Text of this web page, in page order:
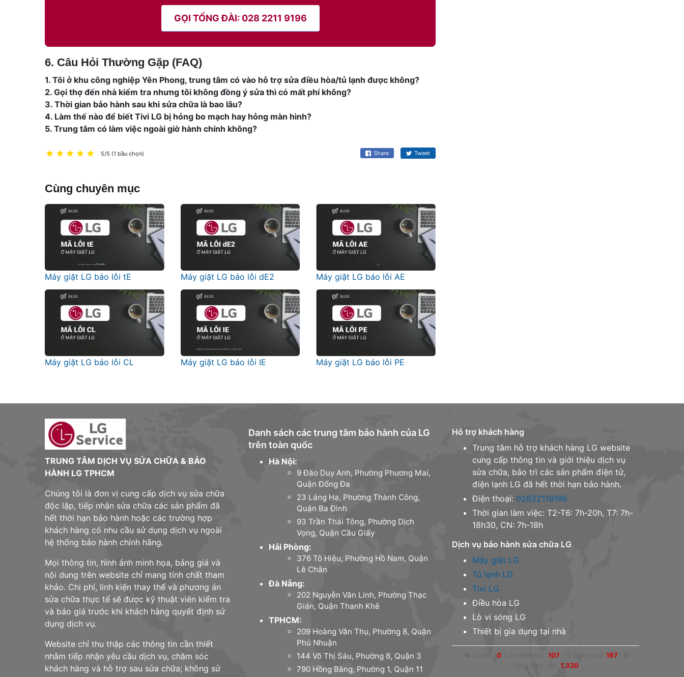
GỌI TỔNG ĐÀI: 028 2211 9196
6. Câu Hỏi Thường Gặp (FAQ)
1. Tôi ở khu công nghiệp Yên Phong, trung tâm có vào hỗ trợ sửa điều hòa/tủ lạnh được không?
2. Gọi thợ đến nhà kiểm tra nhưng tôi không đồng ý sửa thì có mất phí không?
3. Thời gian bảo hành sau khi sửa chữa là bao lâu?
4. Làm thế nào để biết Tivi LG bị hỏng bo mạch hay hỏng màn hình?
5. Trung tâm có làm việc ngoài giờ hành chính không?
5/5 (1 bầu chọn) Share Tweet
Cùng chuyên mục
Máy giặt LG báo lỗi tE Máy giặt LG báo lỗi dE2 Máy giặt LG báo lỗi AE
Máy giặt LG báo lỗi CL Máy giặt LG báo lỗi IE Máy giặt LG báo lỗi PE
TRUNG TÂM DỊCH VỤ SỬA CHỮA & BẢO
HÀNH LG TPHCM
Chúng tôi là đơn vị cung cấp dịch vụ sửa chữa
độc lập, tiếp nhận sửa chữa các sản phẩm đã
hết thời hạn bảo hành hoặc các trường hợp
khách hàng có nhu cầu sử dụng dịch vụ ngoài
hệ thống bảo hành chính hãng.
Mọi thông tin, hình ảnh minh họa, bảng giá và
nội dung trên website chỉ mang tính chất tham
khảo. Chi phí, linh kiện thay thế và phương án
sửa chữa thực tế sẽ được kỹ thuật viên kiểm tra
và báo giá trước khi khách hàng quyết định sử
dụng dịch vụ.
Website chỉ thu thập các thông tin cần thiết
nhằm tiếp nhận yêu cầu dịch vụ, chăm sóc
khách hàng và hỗ trợ sau sửa chữa; không sử
Danh sách các trung tâm bảo hành của LG
trên toàn quốc
Hà Nội:
9 Đào Duy Anh, Phường Phương Mai,
Quận Đống Đa
23 Láng Hạ, Phường Thành Công,
Quận Ba Đình
93 Trần Thái Tông, Phường Dịch
Vọng, Quận Cầu Giấy
Hải Phòng:
376 Tô Hiệu, Phường Hồ Nam, Quận
Lê Chân
Đà Nẵng:
202 Nguyễn Văn Linh, Phường Thạc
Gián, Quận Thanh Khê
TPHCM:
209 Hoàng Văn Thụ, Phường 8, Quận
Phú Nhuận
144 Võ Thị Sáu, Phường 8, Quận 3
790 Hồng Bàng, Phường 1, Quận 11
Hỗ trợ khách hàng
Trung tâm hỗ trợ khách hàng LG website
cung cấp thông tin và giới thiệu dịch vụ
sửa chữa, bảo trì các sản phẩm điện tử,
điện lạnh LG đã hết thời hạn bảo hành.
Điện thoại: 02822119196
Thời gian làm việc: T2-T6: 7h-20h, T7: 7h-
18h30, CN: 7h-18h
Dịch vụ bảo hành sửa chữa LG
Máy giặt LG
Tủ lạnh LG
Tivi LG
Điều hòa LG
Lò vi sóng LG
Thiết bị gia dụng tại nhà
0| 107 187
1,320